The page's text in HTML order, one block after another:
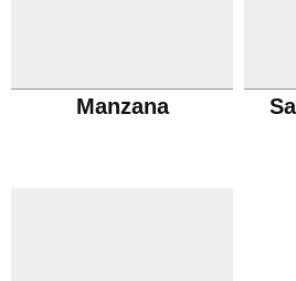
Manzana